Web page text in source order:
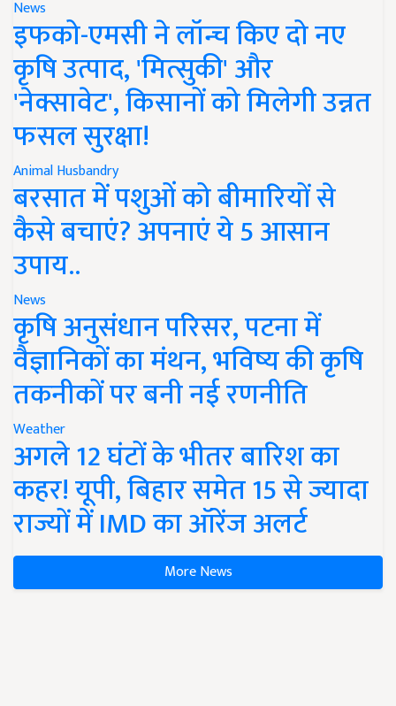
News
इफको-एमसी ने लॉन्च किए दो नए
कृषि उत्पाद, 'मित्सुकी' और
'नेक्सावेट', किसानों को मिलेगी उन्नत
फसल सुरक्षा!
Animal Husbandry
बरसात में पशुओं को बीमारियों से
कैसे बचाएं? अपनाएं ये 5 आसान
उपाय..
News
कृषि अनुसंधान परिसर, पटना में
वैज्ञानिकों का मंथन, भविष्य की कृषि
तकनीकों पर बनी नई रणनीति
Weather
अगले 12 घंटों के भीतर बारिश का
कहर! यूपी, बिहार समेत 15 से ज्यादा
राज्यों में IMD का ऑरेंज अलर्ट
More News